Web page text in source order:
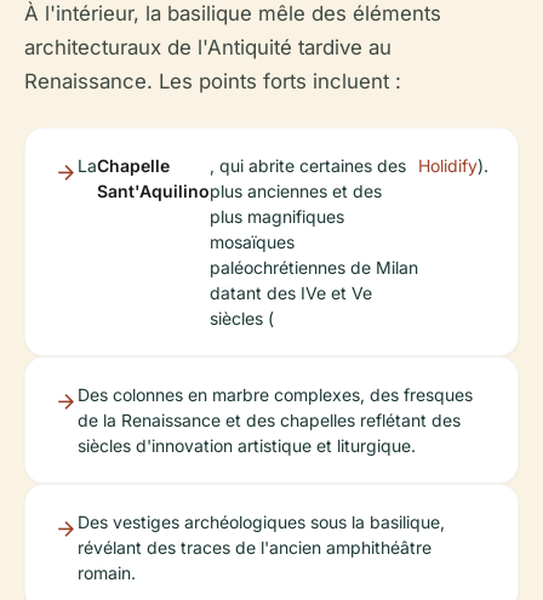
À l'intérieur, la basilique mêle des éléments
architecturaux de l'Antiquité tardive au
Renaissance. Les points forts incluent :
LaChapelle
Sant'Aquilino
, qui abrite certaines des
plus anciennes et des
plus magnifiques
mosaïques
paléochrétiennes de Milan
datant des IVe et Ve
siècles (
Holidify).
Des colonnes en marbre complexes, des fresques
de la Renaissance et des chapelles reflétant des
siècles d'innovation artistique et liturgique.
Des vestiges archéologiques sous la basilique,
révélant des traces de l'ancien amphithéâtre
romain.